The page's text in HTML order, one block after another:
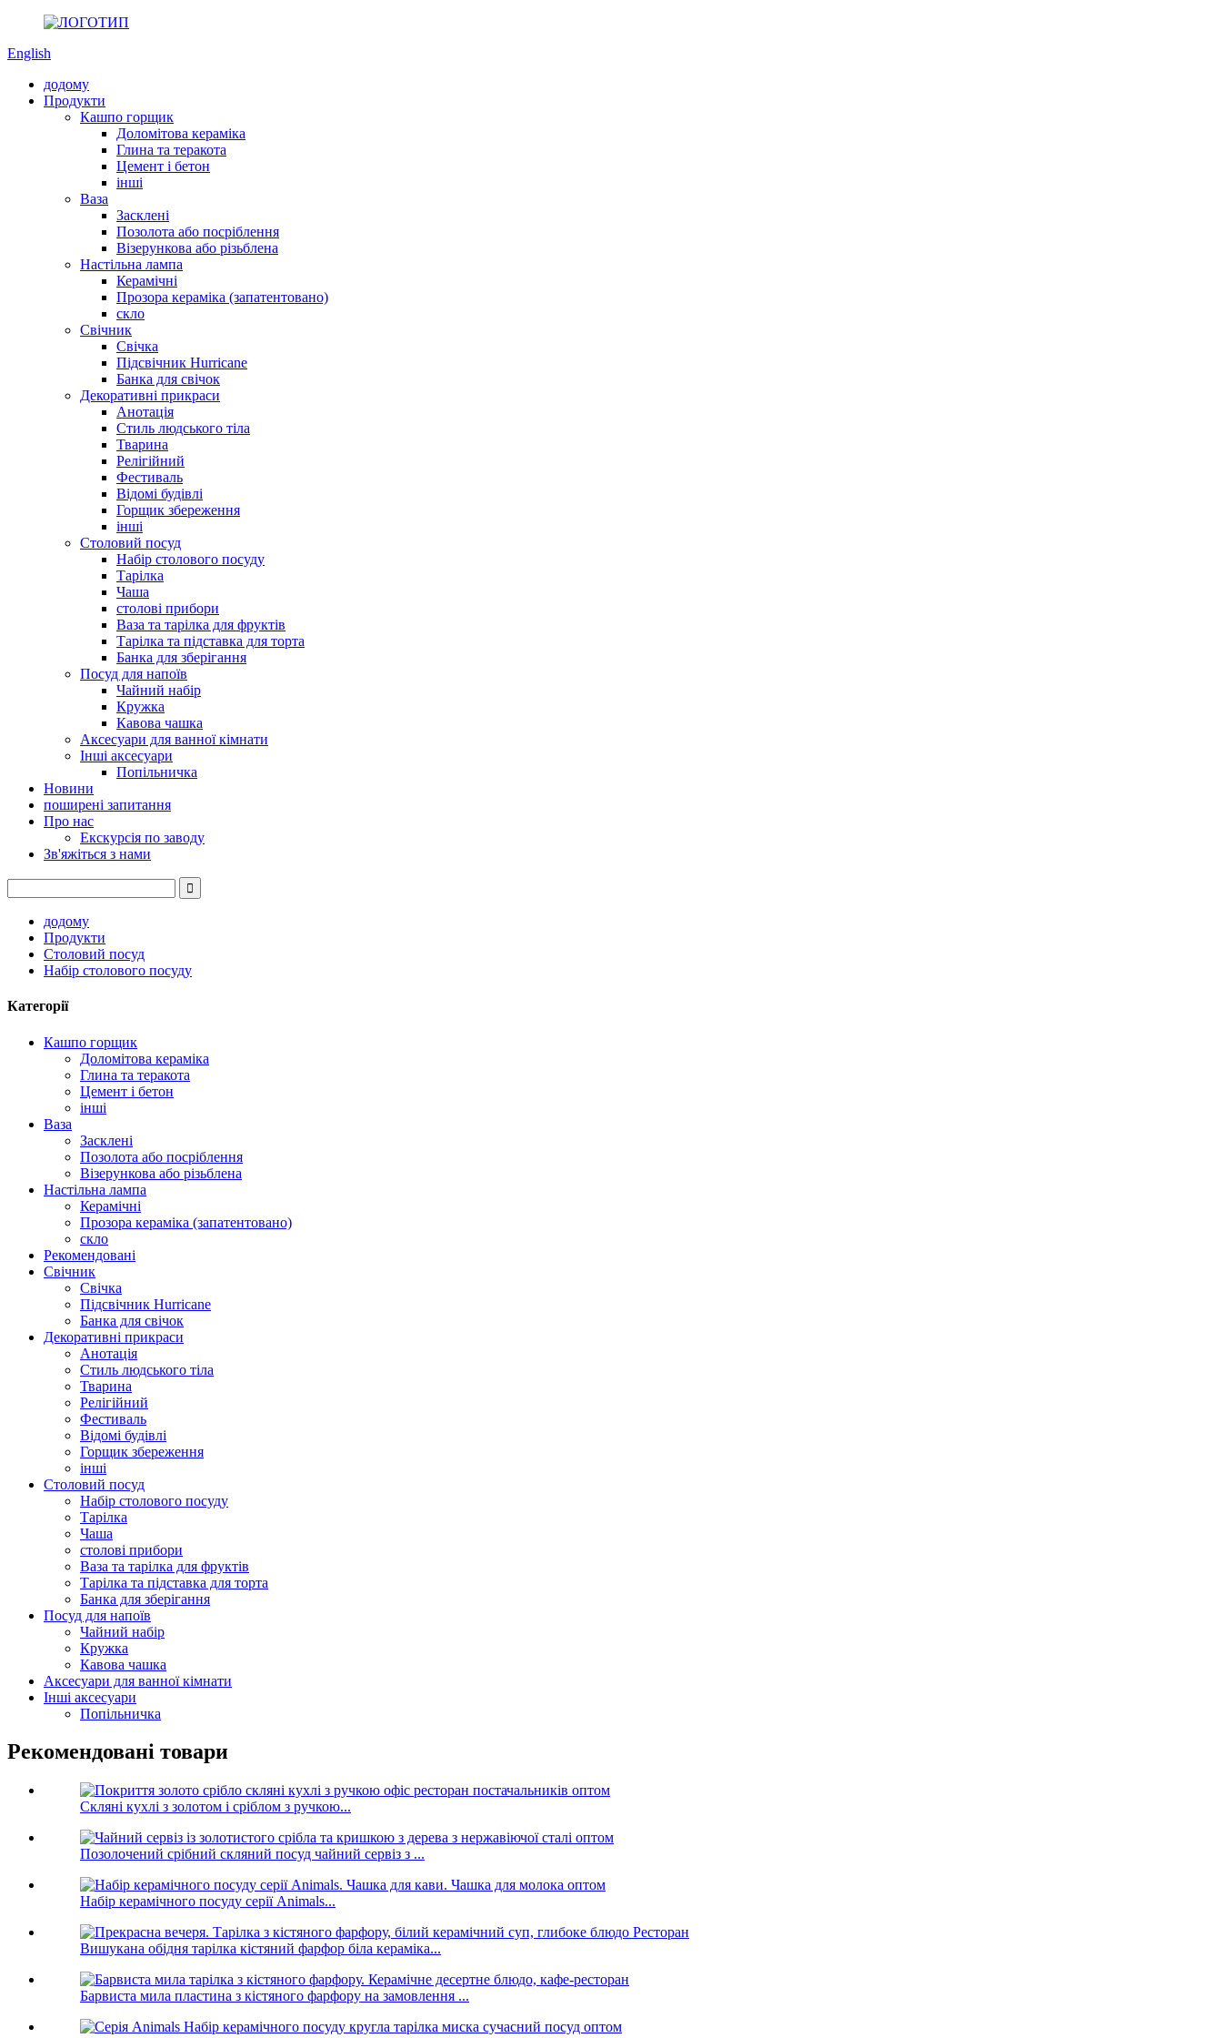
English
додому
Продукти
Кашпо горщик
Доломітова кераміка
Глина та теракота
Цемент і бетон
інші
Ваза
Засклені
Позолота або посріблення
Візерункова або різьблена
Настільна лампа
Керамічні
Прозора кераміка (запатентовано)
скло
Свічник
Свічка
Підсвічник Hurricane
Банка для свічок
Декоративні прикраси
Анотація
Стиль людського тіла
Тварина
Релігійний
Фестиваль
Відомі будівлі
Горщик збереження
інші
Столовий посуд
Набір столового посуду
Тарілка
Чаша
столові прибори
Ваза та тарілка для фруктів
Тарілка та підставка для торта
Банка для зберігання
Посуд для напоїв
Чайний набір
Кружка
Кавова чашка
Аксесуари для ванної кімнати
Інші аксесуари
Попільничка
Новини
поширені запитання
Про нас
Екскурсія по заводу
Зв'яжіться з нами
додому
Продукти
Столовий посуд
Набір столового посуду
Категорії
Кашпо горщик
Доломітова кераміка
Глина та теракота
Цемент і бетон
інші
Ваза
Засклені
Позолота або посріблення
Візерункова або різьблена
Настільна лампа
Керамічні
Прозора кераміка (запатентовано)
скло
Рекомендовані
Свічник
Свічка
Підсвічник Hurricane
Банка для свічок
Декоративні прикраси
Анотація
Стиль людського тіла
Тварина
Релігійний
Фестиваль
Відомі будівлі
Горщик збереження
інші
Столовий посуд
Набір столового посуду
Тарілка
Чаша
столові прибори
Ваза та тарілка для фруктів
Тарілка та підставка для торта
Банка для зберігання
Посуд для напоїв
Чайний набір
Кружка
Кавова чашка
Аксесуари для ванної кімнати
Інші аксесуари
Попільничка
Рекомендовані товари
Скляні кухлі з золотом і сріблом з ручкою...
Позолочений срібний скляний посуд чайний сервіз з ...
Набір керамічного посуду серії Animals...
Вишукана обідня тарілка кістяний фарфор біла кераміка...
Барвиста мила пластина з кістяного фарфору на замовлення ...